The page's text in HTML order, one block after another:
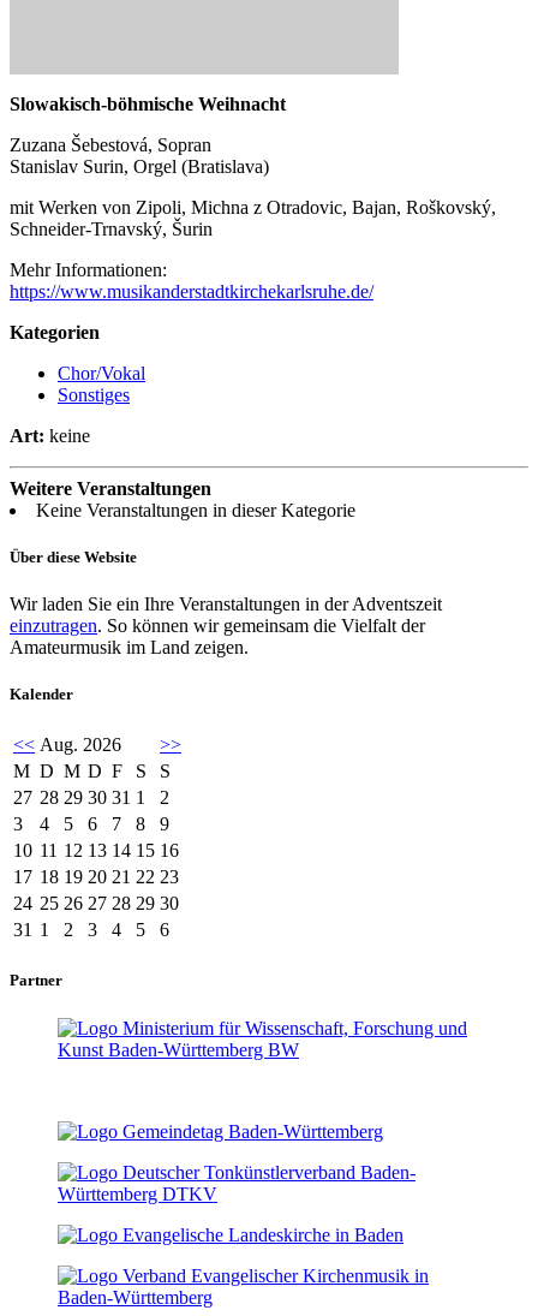
Slowakisch-böhmische Weihnacht
Zuzana Šebestová, Sopran
Stanislav Surin, Orgel (Bratislava)
mit Werken von Zipoli, Michna z Otradovic, Bajan, Roškovský,
Schneider-Trnavský, Šurin
Mehr Informationen:
https://www.musikanderstadtkirchekarlsruhe.de/
Kategorien
Chor/Vokal
Sonstiges
Art: keine
Weitere Veranstaltungen
Keine Veranstaltungen in dieser Kategorie
Über diese Website
Wir laden Sie ein Ihre Veranstaltungen in der Adventszeit
einzutragen. So können wir gemeinsam die Vielfalt der
Amateurmusik im Land zeigen.
Kalender
<< Aug. 2026
>>
M D M D F S
S
27 28 29 30 31 1
2
3
4 5 6 7 8
9
10 11 12 13 14 15 16
17 18 19 20 21 22 23
24 25 26 27 28 29 30
31 1 2 3 4 5 6
Partner